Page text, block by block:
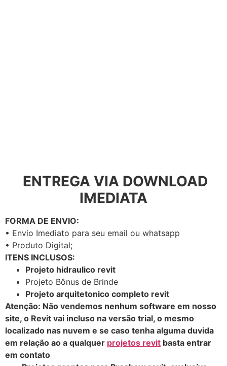
ENTREGA VIA DOWNLOAD
IMEDIATA
FORMA DE ENVIO:
• Envio Imediato para seu email ou whatsapp
• Produto Digital;
ITENS INCLUSOS:
Projeto hidraulico revit
Projeto Bônus de Brinde
Projeto arquitetonico completo revit
Atenção: Não vendemos nenhum software em nosso
site, o Revit vai incluso na versão trial, o mesmo
localizado nas nuvem e se caso tenha alguma duvida
em relação ao a qualquer projetos revit basta entrar
em contato